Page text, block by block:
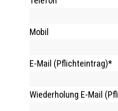
Mobil
E-Mail (Pflichteintrag)*
Wiederholung E-Mail